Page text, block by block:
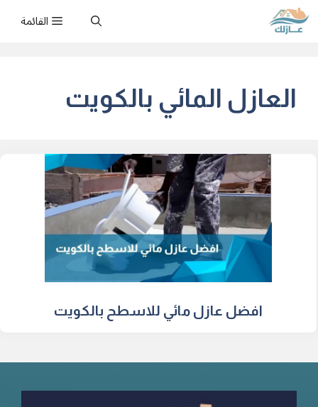
انتقل
إلى القائمة
العازل المائي بالكويت
افضل عازل مائي للاسطح بالكويت